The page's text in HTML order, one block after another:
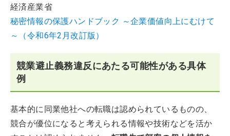
経済産業省
秘密情報の保護ハンドブック ～企業価値向上にむけて
～（令和6年2月改訂版）
競業避止義務違反にあたる可能性がある具体
例
基本的に同業他社への転職は認められているものの、
競合が優位になると考えられる情報や技術などを活か